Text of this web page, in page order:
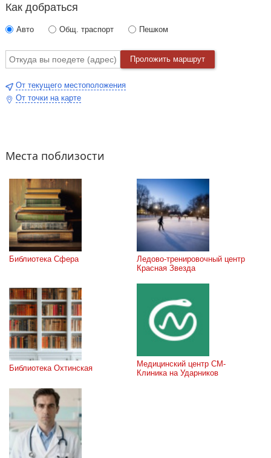
Как добраться
Авто Общ. траспорт Пешком
Проложить маршрут
От текущего местоположения
От точки на карте
Места поблизости
Библиотека Сфера
Ледово-тренировочный центр
Красная Звезда
Библиотека Охтинская
Медицинский центр СМ-
Клиника на Ударников